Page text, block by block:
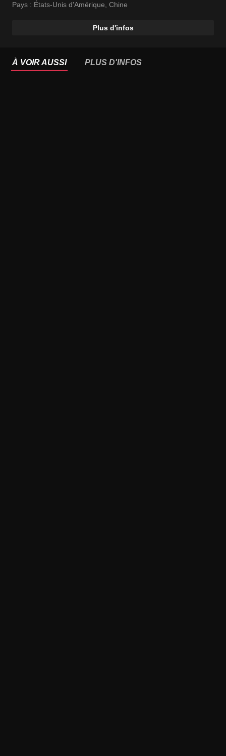
Pays : États-Unis d'Amérique Chine
Plus d'infos
À VOIR AUSSI PLUS D'INFOS